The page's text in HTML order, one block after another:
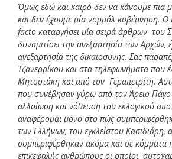
Όμως εδώ και καιρό δεν να κάνουμε πια
και δεν έχουμε μία νορμάλ κυβέρνηση. Ο
facto καταργήσει μία σειρά άρθρων του
δυναμιτίσει την ανεξαρτησία των Αρχών,
ανεξαρτησία της δικαιοσύνης. Σας
Τζανερρίκου και στα τηλεφωνήματα που
Μητσοτάκη και από τον Γεραπετρίτη.
που συνέβησαν γύρω από τον Άρειο
αλλοίωση και νόθευση του εκλογικού
αναφέρομαι μόνο στο πώς
των Ελλήνων, του εγκλείστου Κασιδιάρη,
συμπεριφέρθηκαν ακόμα και σε κόμματα
επικεφαλής ανθρώπους οι οποίοι